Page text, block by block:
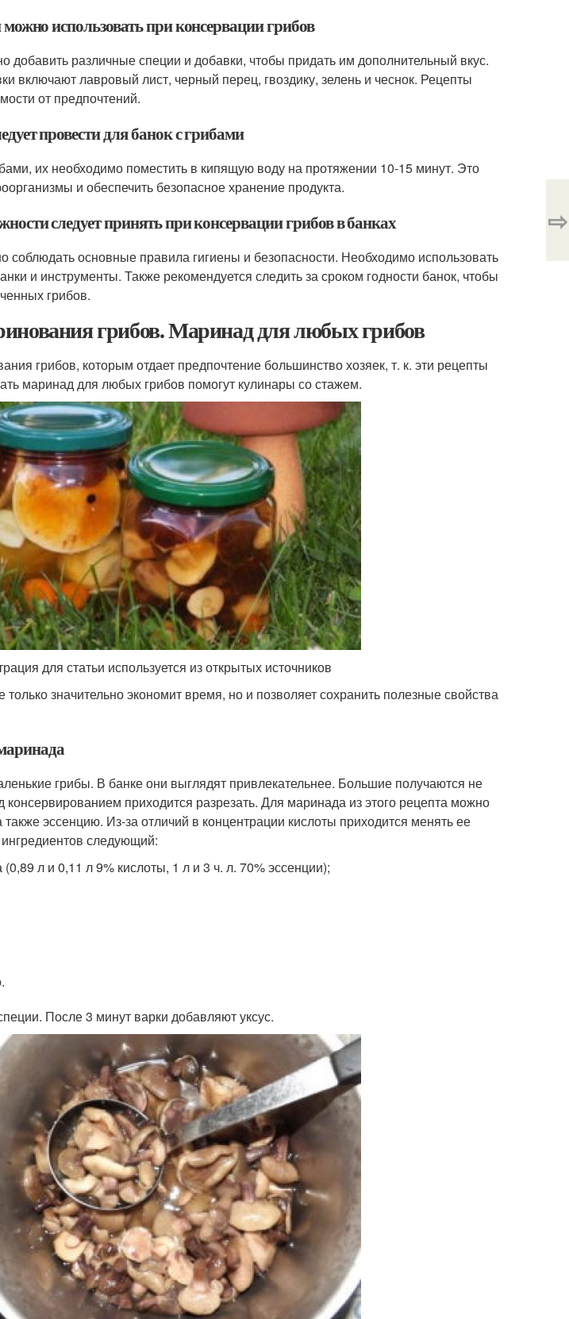
использовать при консервации грибов
добавить различные специи и добавки, чтобы придать им дополнительный вкус.
включают лавровый лист, черный перец, гвоздику, зелень и чеснок. Рецепты
от предпочтений.
провести для банок с грибами
их необходимо поместить в кипящую воду на протяжении 10-15 минут. Это
и обеспечить безопасное хранение продукта.
следует принять при консервации грибов в банках
соблюдать основные правила гигиены и безопасности. Необходимо использовать
и инструменты. Также рекомендуется следить за сроком годности банок, чтобы
грибов.
грибов. Маринад для любых грибов
грибов, которым отдает предпочтение большинство хозяек, т. к. эти рецепты
маринад для любых грибов помогут кулинары со стажем.
для статьи используется из открытых источников
значительно экономит время, но и позволяет сохранить полезные свойства
грибы. В банке они выглядят привлекательнее. Большие получаются не
консервированием приходится разрезать. Для маринада из этого рецепта можно
также эссенцию. Из-за отличий в концентрации кислоты приходится менять ее
следующий:
л и 0,11 л 9% кислоты, 1 л и 3 ч. л. 70% эссенции);
После 3 минут варки добавляют уксус.
⇨